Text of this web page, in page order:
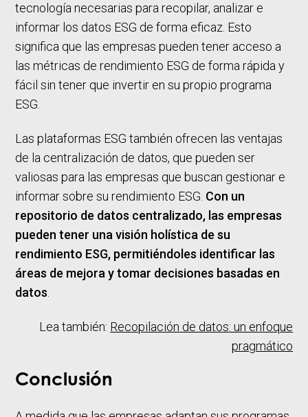
tecnología necesarias para recopilar, analizar e
informar los datos ESG de forma eficaz. Esto
significa que las empresas pueden tener acceso a
las métricas de rendimiento ESG de forma rápida y
fácil sin tener que invertir en su propio programa
ESG.
Las plataformas ESG también ofrecen las ventajas
de la centralización de datos, que pueden ser
valiosas para las empresas que buscan gestionar e
informar sobre su rendimiento ESG. Con un
repositorio de datos centralizado, las empresas
pueden tener una visión holística de su
rendimiento ESG, permitiéndoles identificar las
áreas de mejora y tomar decisiones basadas en
datos
Lea también: Recopilación de datos: un enfoque
pragmático
Conclusión